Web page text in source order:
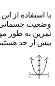
با استفاده از
وضعیت جسمانی
تمرین به طور
بیش از حد